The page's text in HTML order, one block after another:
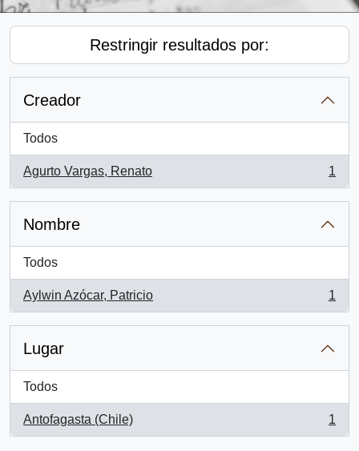
Restringir resultados por:
Creador
Todos
Agurto Vargas, Renato
, 1 resultados
1
Nombre
Todos
Aylwin Azócar, Patricio
, 1 resultados
1
Lugar
Todos
Antofagasta (Chile)
, 1 resultados
1